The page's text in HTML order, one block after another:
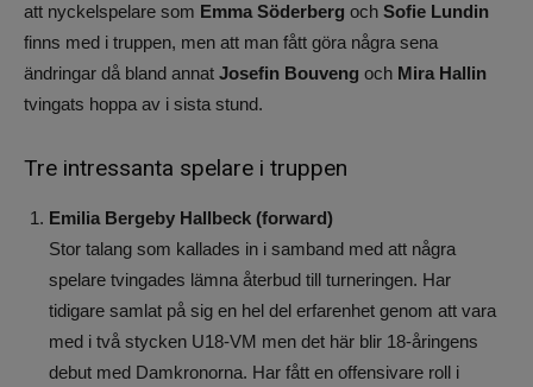
att nyckelspelare som Emma Söderberg och Sofie Lundin
finns med i truppen, men att man fått göra några sena
ändringar då bland annat Josefin Bouveng och Mira Hallin
tvingats hoppa av i sista stund.
Tre intressanta spelare i truppen
Emilia Bergeby Hallbeck (forward)
Stor talang som kallades in i samband med att några
spelare tvingades lämna återbud till turneringen. Har
tidigare samlat på sig en hel del erfarenhet genom att vara
med i två stycken U18-VM men det här blir 18-åringens
debut med Damkronorna. Har fått en offensivare roll i